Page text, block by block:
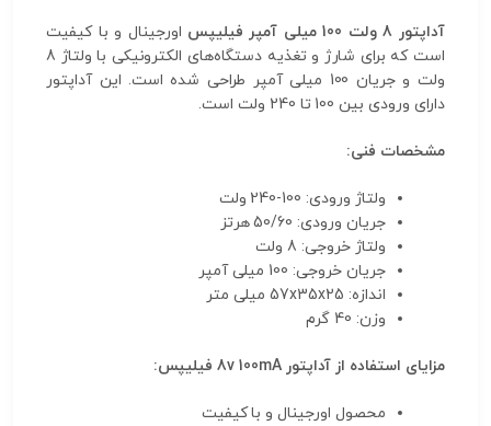
آداپتور 8 ولت 100 میلی آمپر فیلیپس
اورجینال و با کیفیت
است که برای شارژ و تغذیه دستگاه‌های الکترونیکی با ولتاژ 8
ولت و جریان 100 میلی آمپر طراحی شده است. این آداپتور
دارای ورودی بین 100 تا 240 ولت است.
مشخصات فنی:
ولتاژ ورودی: 100-240 ولت
جریان ورودی: 50/60 هرتز
ولتاژ خروجی: 8 ولت
جریان خروجی: 100 میلی آمپر
اندازه: 57x35x25 میلی متر
وزن: 40 گرم
مزایای استفاده از آداپتور 8v 100mA فیلیپس:
محصول اورجینال و با کیفیت